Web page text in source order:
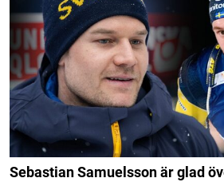
Sebastian Samuelsson är glad